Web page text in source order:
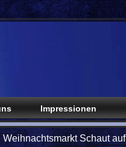
Impressionen
Weihnachtsmarkt Schaut auf